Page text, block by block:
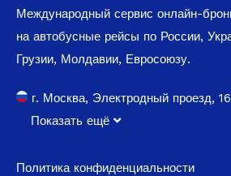
Международный сервис онлайн-
на автобусные рейсы по России,
Грузии, Молдавии, Евросоюзу.
г. Москва, Электродный проезд, 16
Показать ещё
Политика конфиденциальности